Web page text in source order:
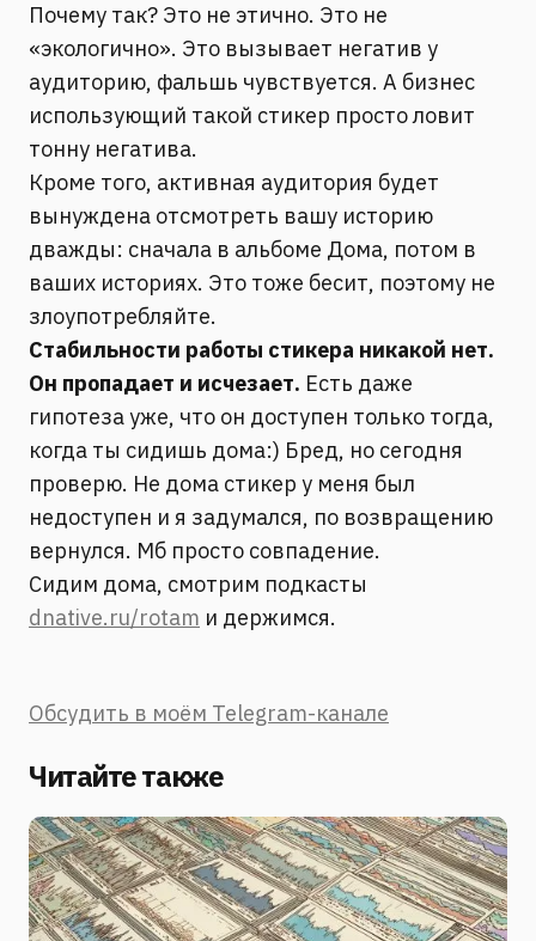
Почему так? Это не этично. Это не
«экологично». Это вызывает негатив у
аудиторию, фальшь чувствуется. А бизнес
использующий такой стикер просто ловит
тонну негатива.
Кроме того, активная аудитория будет
вынуждена отсмотреть вашу историю
дважды: сначала в альбоме Дома, потом в
ваших историях. Это тоже бесит, поэтому не
злоупотребляйте.
Стабильности работы стикера никакой нет.
Он пропадает и исчезает. Есть даже
гипотеза уже, что он доступен только тогда,
когда ты сидишь дома:) Бред, но сегодня
проверю. Не дома стикер у меня был
недоступен и я задумался, по возвращению
вернулся. Мб просто совпадение.
Сидим дома, смотрим подкасты
dnative.ru/rotam и держимся.
Обсудить в моём Telegram-канале
Читайте также